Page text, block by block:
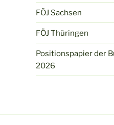
FÖJ Sachsen
FÖJ Thüringen
Positionspapier der
2026